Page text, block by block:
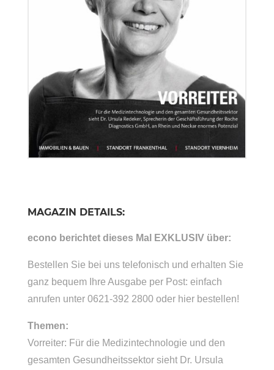
MAGAZIN DETAILS:
econo berichtet dieses Mal EXKLUSIV über:
Bestellen Sie bei uns telefonisch und erhalten Sie
ganz bequem Ihre Ausgabe per Post: einfach
anrufen unter 0621-392 2800 oder hier bestellen!
Themen:
Vorreiter: Für die Medizintechnologie und den
gesamten Gesundheitssektor sieht Dr. Ursula